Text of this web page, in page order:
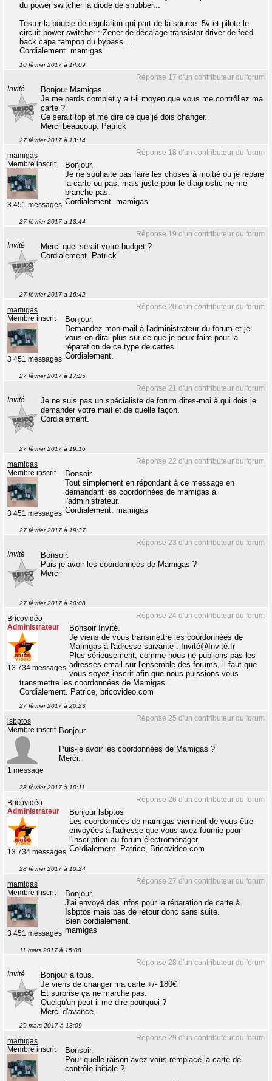
du power switcher la diode de snubber...
Tester la boucle de régulation qui part de la source -5v et pilote le
circuit power switcher : Zener de décalage transistor driver de feed
back capa tampon du bypass....
Cordialement. mamigas
10 février 2017 à 14:09
Réponse 17 d'un contributeur du forum
Invité
Bonjour Mamigas.
Je me perds complet y a t-il moyen que vous me contrôliez ma
carte ?
Ce serait top et me dire ce que je dois changer.
Merci beaucoup. Patrick
27 février 2017 à 13:14
Réponse 18 d'un contributeur du forum
mamigas
Membre inscrit
3 451 messages
Bonjour,
Je ne souhaite pas faire les choses à moitié ou je répare
la carte ou pas, mais juste pour le diagnostic ne me
branche pas.
Cordialement. mamigas
27 février 2017 à 13:44
Réponse 19 d'un contributeur du forum
Invité
Merci quel serait votre budget ?
Cordialement. Patrick
27 février 2017 à 16:42
Réponse 20 d'un contributeur du forum
mamigas
Membre inscrit
3 451 messages
Bonjour.
Demandez mon mail à l'administrateur du forum et je
vous en dirai plus sur ce que je peux faire pour la
réparation de ce type de cartes.
Cordialement.
27 février 2017 à 17:25
Réponse 21 d'un contributeur du forum
Invité
Je ne suis pas un spécialiste de forum dites-moi à qui dois je
demander votre mail et de quelle façon.
Cordialement.
27 février 2017 à 19:16
Réponse 22 d'un contributeur du forum
mamigas
Membre inscrit
3 451 messages
Bonsoir.
Tout simplement en répondant à ce message en
demandant les coordonnées de mamigas à
l'administrateur.
Cordialement. mamigas
27 février 2017 à 19:37
Réponse 23 d'un contributeur du forum
Invité
Bonsoir.
Puis-je avoir les coordonnées de Mamigas ?
Merci
27 février 2017 à 20:08
Réponse 24 d'un contributeur du forum
Bricovidéo
Administrateur
13 734 messages
Bonsoir Invité.
Je viens de vous transmettre les coordonnées de
Mamigas à l'adresse suivante : Invité@Invité.fr
Plus sérieusement, comme nous ne publions pas les
adresses email sur l'ensemble des forums, il faut que
vous soyez inscrit afin que nous puissions vous
transmettre les coordonnées de Mamigas.
Cordialement. Patrice, bricovideo.com
27 février 2017 à 20:23
Réponse 25 d'un contributeur du forum
lsbptos
Membre inscrit
1 message
Bonjour.
Puis-je avoir les coordonnées de Mamigas ?
Merci.
28 février 2017 à 10:11
Réponse 26 d'un contributeur du forum
Bricovidéo
Administrateur
13 734 messages
Bonjour lsbptos
Les coordonnées de mamigas viennent de vous être
envoyées à l'adresse que vous avez fournie pour
l'inscription au forum électroménager.
Cordialement. Patrice, Bricovideo.com
28 février 2017 à 10:24
Réponse 27 d'un contributeur du forum
mamigas
Membre inscrit
3 451 messages
Bonjour.
J'ai envoyé des infos pour la réparation de carte à
Isbptos mais pas de retour donc sans suite.
Bien cordialement.
mamigas
11 mars 2017 à 15:08
Réponse 28 d'un contributeur du forum
Invité
Bonjour à tous.
Je viens de changer ma carte +/- 180€
Et surprise ça ne marche pas.
Quelqu'un peut-il me dire pourquoi ?
Merci d'avance.
29 mars 2017 à 13:09
Réponse 29 d'un contributeur du forum
mamigas
Membre inscrit
Bonsoir.
Pour quelle raison avez-vous remplacé la carte de
contrôle initiale ?